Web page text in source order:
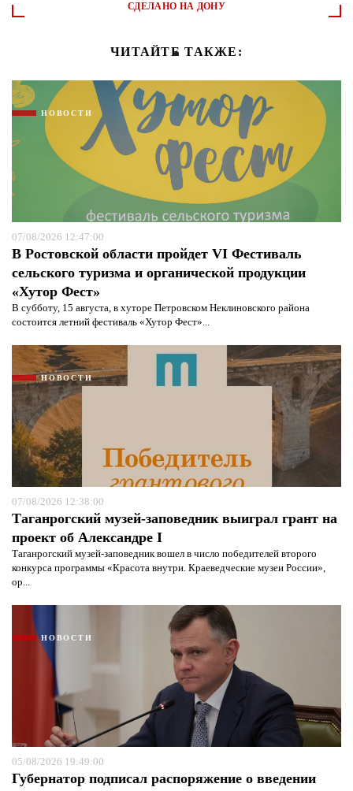
СДЕЛАНО НА ДОНУ
ЧИТАЙТЕ ТАКЖЕ:
НОВОСТИ
07/08/2026 12:47:00
В Ростовской области пройдет VI Фестиваль
сельского туризма и органической продукции
«Хутор Фест»
В субботу, 15 августа, в хуторе Петровском Неклиновского района
состоится летний фестиваль «Хутор Фест»...
НОВОСТИ
07/08/2026 12:38:00
Таганрогский музей-заповедник выиграл грант на
проект об Александре I
Таганрогский музей-заповедник вошел в число победителей второго
конкурса программы «Красота внутри. Краеведческие музеи России»,
ор...
НОВОСТИ
05/08/2026 19:49:00
Губернатор подписал распоряжение о введении